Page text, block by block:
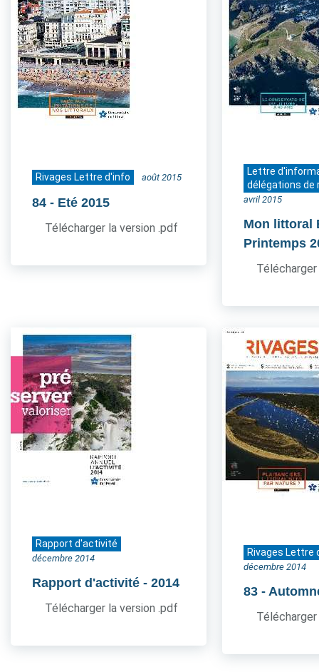
Rivages Lettre d'info août 2015
84 - Eté 2015
Télécharger la version .pdf
Lettre
délégations de
avril 2015
Mon littoral
Printemps
Rapport d'activité
décembre 2014
Rapport d'activité - 2014
Télécharger la version .pdf
Rivages Lettre
décembre 2014
83 -